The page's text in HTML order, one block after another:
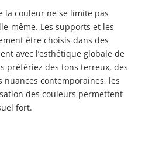
la couleur ne se limite pas
même. Les supports et les
être choisis dans des
avec l’esthétique globale de
préfériez des tons terreux, des
nuances contemporaines, les
des couleurs permettent
fort.